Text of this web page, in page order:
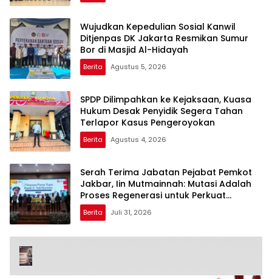
Wujudkan Kepedulian Sosial Kanwil
Ditjenpas DK Jakarta Resmikan Sumur
Bor di Masjid Al-Hidayah
Berita Agustus 5, 2026
SPDP Dilimpahkan ke Kejaksaan, Kuasa
Hukum Desak Penyidik Segera Tahan
Terlapor Kasus Pengeroyokan
Berita Agustus 4, 2026
Serah Terima Jabatan Pejabat Pemkot
Jakbar, Iin Mutmainnah: Mutasi Adalah
Proses Regenerasi untuk Perkuat
Pelayanan Publik
Berita Juli 31, 2026